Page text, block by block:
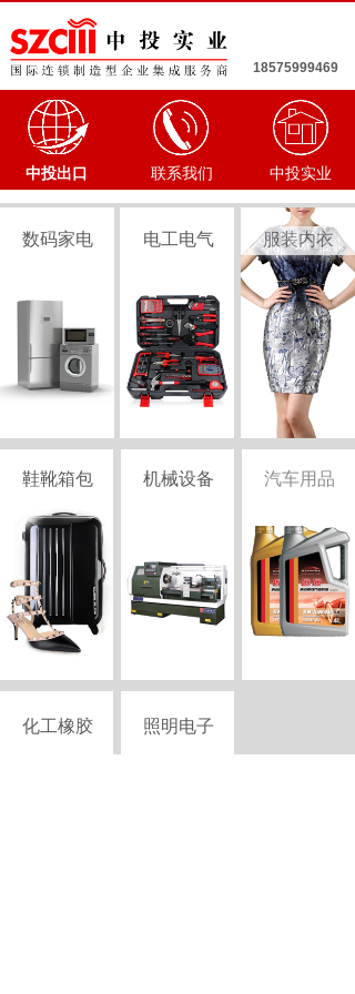
18575999469
中投实业
中投出口 联系我们
电工电气 服装内衣
数码家电
机械设备
鞋靴箱包 汽车用品
化工橡胶 照明电子